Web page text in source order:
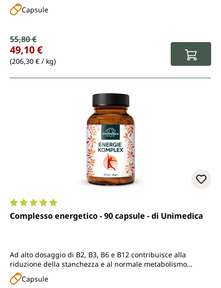
Capsule
Prezzo di vendita:
Prezzo normale:
55,80 €
49,10 €
(206,30 € / kg)
Valutazione media di 5 su 5 stelle
Complesso energetico - 90 capsule - di Unimedica
Ad alto dosaggio di B2, B3, B6 e B12 contribuisce alla
riduzione della stanchezza e al normale metabolismo
energetico; contiene inoltre vitamina C, D, K, taurina,
ashwagandha, maca, reishi, ginseng, rodiola, tè verde,
Capsule